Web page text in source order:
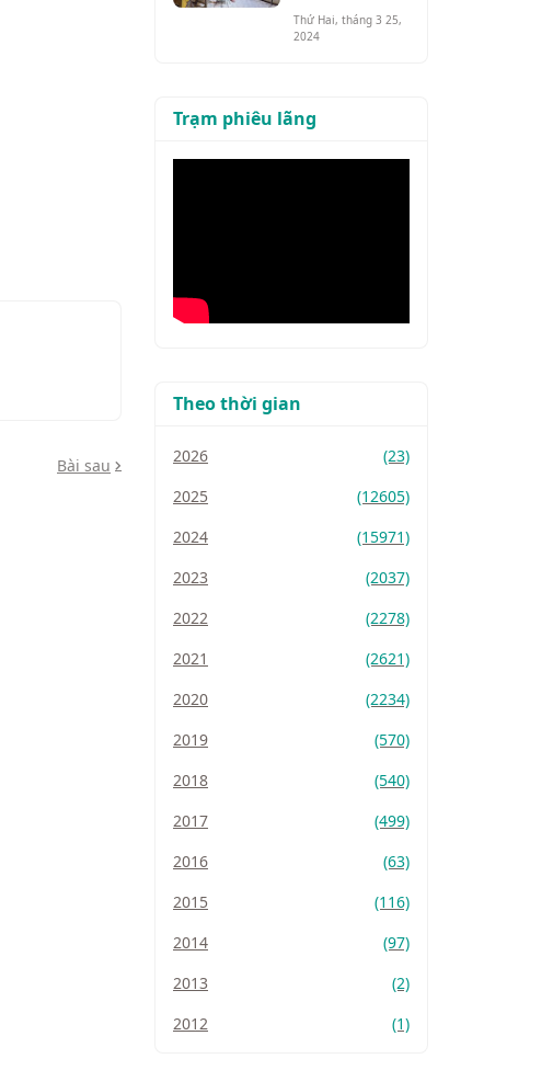
Bài sau
Thứ Hai, tháng 3 25,
2024
Trạm phiêu lãng
Theo thời gian
2026
(23)
2025
(12605)
2024
(15971)
2023
(2037)
2022
(2278)
2021
(2621)
2020
(2234)
2019
(570)
2018
(540)
2017
(499)
2016
(63)
2015
(116)
2014
(97)
2013
(2)
2012
(1)